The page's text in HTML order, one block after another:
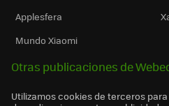
Applesfera
Mundo Xiaomi
Otras publicaciones de
Utilizamos cookies de terceros